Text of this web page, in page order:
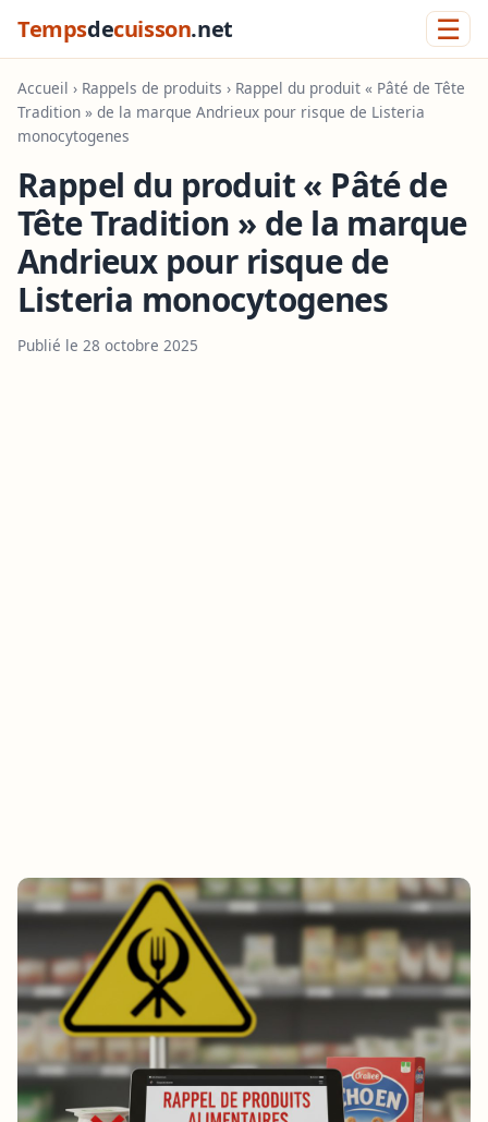
Tempsdecuisson.net ☰
Accueil › Rappels de produits › Rappel du produit « Pâté de Tête
Tradition » de la marque Andrieux pour risque de Listeria
monocytogenes
Rappel du produit « Pâté de
Tête Tradition » de la marque
Andrieux pour risque de
Listeria monocytogenes
Publié le 28 octobre 2025